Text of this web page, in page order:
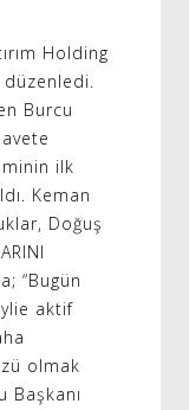
Holding
düzenledi.
Burcu
ilk
Keman
Doğuş
“Bugün
aktif
olmak
Başkanı